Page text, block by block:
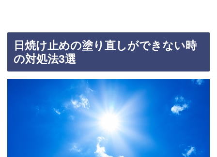
日焼け止めの塗り直しができない時
の対処法3選